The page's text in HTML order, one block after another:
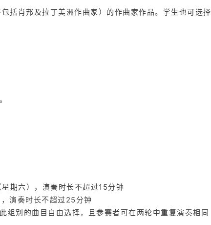
括肖邦及拉丁美洲作曲家）的作曲家作品。学生也可选择
期六），演奏时长不超过15分钟
演奏时长不超过25分钟
组别的曲目自由选择，且参赛者可在两轮中重复演奏相同